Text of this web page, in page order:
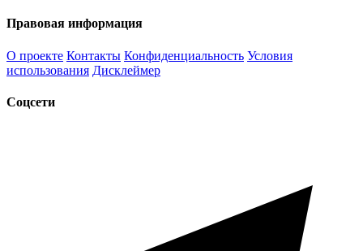
Правовая информация
О проекте Контакты Конфиденциальность Условия
использования Дисклеймер
Соцсети